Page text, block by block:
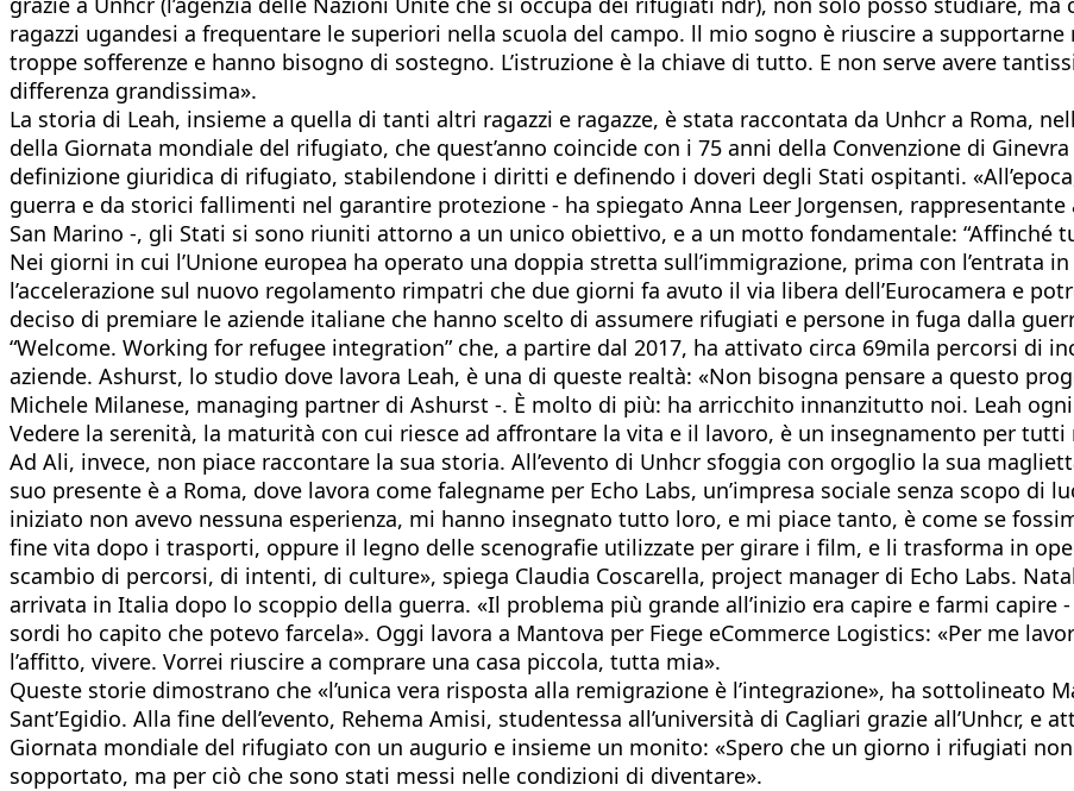
ragazzi ugandesi a frequentare le superiori nella scuola del campo. ll mio sogno è riuscire a
troppe sofferenze e hanno bisogno di sostegno. L’istruzione è la chiave di tutto. E non serve avere
differenza grandissima».
La storia di Leah, insieme a quella di tanti altri ragazzi e ragazze, è stata raccontata da Unhcr a Roma,
della Giornata mondiale del rifugiato, che quest’anno coincide con i 75 anni della Convenzione di
definizione giuridica di rifugiato, stabilendone i diritti e definendo i doveri degli Stati ospitanti.
guerra e da storici fallimenti nel garantire protezione - ha spiegato Anna Leer Jorgensen,
San Marino -, gli Stati si sono riuniti attorno a un unico obiettivo, e a un motto fondamentale: “Affinché
Nei giorni in cui l’Unione europea ha operato una doppia stretta sull’immigrazione, prima con l’entrata
l’accelerazione sul nuovo regolamento rimpatri che due giorni fa avuto il via libera dell’Eurocamera e
deciso di premiare le aziende italiane che hanno scelto di assumere rifugiati e persone in fuga dalla
“Welcome. Working for refugee integration” che, a partire dal 2017, ha attivato circa 69mila percorsi di
aziende. Ashurst, lo studio dove lavora Leah, è una di queste realtà: «Non bisogna pensare a questo
Michele Milanese, managing partner di Ashurst -. È molto di più: ha arricchito innanzitutto noi. Leah
Vedere la serenità, la maturità con cui riesce ad affrontare la vita e il lavoro, è un insegnamento per
Ad Ali, invece, non piace raccontare la sua storia. All’evento di Unhcr sfoggia con orgoglio la sua
suo presente è a Roma, dove lavora come falegname per Echo Labs, un’impresa sociale senza scopo di
iniziato non avevo nessuna esperienza, mi hanno insegnato tutto loro, e mi piace tanto, è come se
fine vita dopo i trasporti, oppure il legno delle scenografie utilizzate per girare i film, e li trasforma in
scambio di percorsi, di intenti, di culture», spiega Claudia Coscarella, project manager di Echo Labs.
arrivata in Italia dopo lo scoppio della guerra. «Il problema più grande all’inizio era capire e farmi capire
sordi ho capito che potevo farcela». Oggi lavora a Mantova per Fiege eCommerce Logistics: «Per me
l’affitto, vivere. Vorrei riuscire a comprare una casa piccola, tutta mia».
Queste storie dimostrano che «l’unica vera risposta alla remigrazione è l’integrazione», ha sottolineato
Sant’Egidio. Alla fine dell’evento, Rehema Amisi, studentessa all’università di Cagliari grazie all’Unhcr, e
Giornata mondiale del rifugiato con un augurio e insieme un monito: «Spero che un giorno i rifugiati
sopportato, ma per ciò che sono stati messi nelle condizioni di diventare».